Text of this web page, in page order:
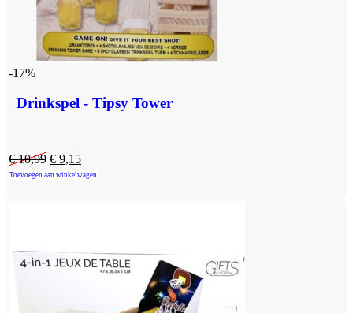
-17%
Drinkspel - Tipsy Tower
€10,99 € 9,15
Toevoegen aan winkelwagen